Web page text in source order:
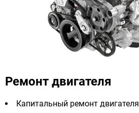
Ремонт двигателя
Капитальный ремонт двигателя